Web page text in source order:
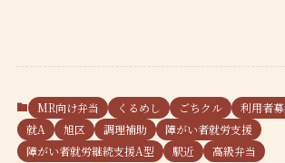
MR向け弁当 くるめし ごちクル 利用者
就A
旭区 調理補助
障がい者就労支援
障がい者就労継続支援A型
駅近
高級弁当